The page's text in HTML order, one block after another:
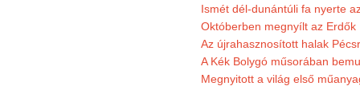
Ismét dél-dunántúli fa nyerte
Októberben megnyílt az
Az újrahasznosított halak
A Kék Bolygó műsorában
Megnyitott a világ első